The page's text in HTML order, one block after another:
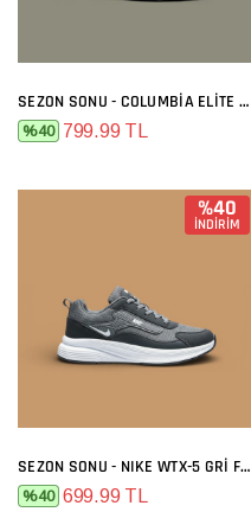
SEZON SONU - COLUMBIA ELITE SIYAH BEYAZ
%40 799.99 TL
%40
İNDİRİM
SEZON SONU - NIKE WTX-5 GRI FÜME
%40 699.99 TL